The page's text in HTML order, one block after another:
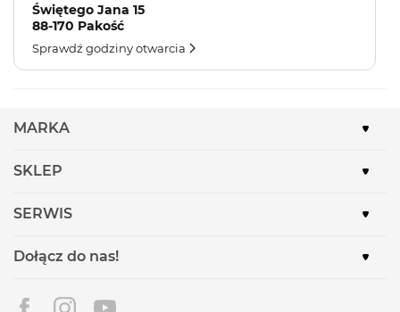
Świętego Jana 15
88-170 Pakość
Sprawdź godziny otwarcia
MARKA
SKLEP
SERWIS
Dołącz do nas!